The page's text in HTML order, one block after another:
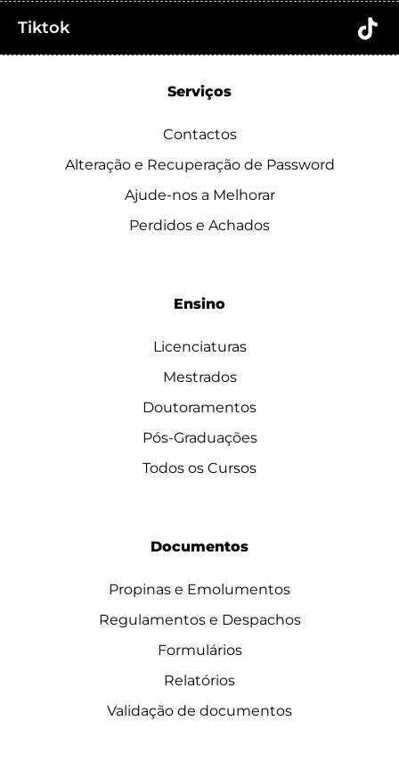
Tiktok
Serviços
Contactos
Alteração e Recuperação de Password
Ajude-nos a Melhorar
Perdidos e Achados
Ensino
Licenciaturas
Mestrados
Doutoramentos
Pós-Graduações
Todos os Cursos
Documentos
Propinas e Emolumentos
Regulamentos e Despachos
Formulários
Relatórios
Validação de documentos